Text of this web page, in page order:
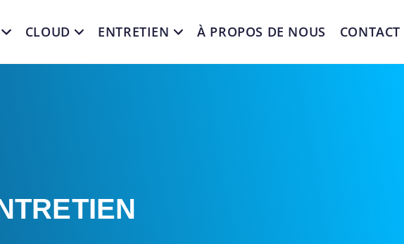
CLOUD ENTRETIEN À PROPOS DE NOUS CONTACT